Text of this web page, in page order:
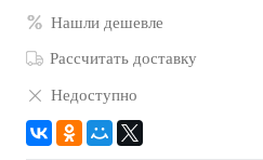
Нашли дешевле
Рассчитать доставку
Недоступно